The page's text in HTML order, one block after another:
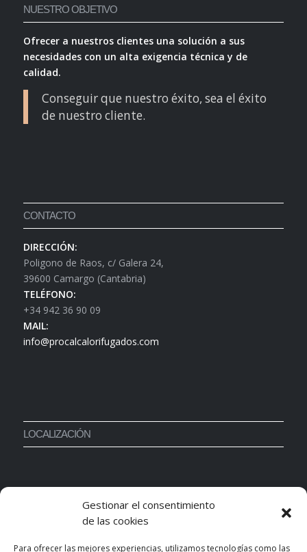
Gestionar el consentimiento
de las cookies
Para ofrecer las mejores experiencias, utilizamos tecnologías como las
NUESTRO OBJETIVO
Ofrecer a nuestros clientes una solución a sus
necesidades con un alta exigencia técnica y de
calidad.
Conseguir que nuestro éxito, sea el éxito
de nuestro cliente.
CONTACTO
DIRECCIÓN:
Poligono de Raos, c/ Galera 24,
39600 Camargo (Cantabria)
TELÉFONO:
+34 942 36 90 09
MAIL:
info@procalcalorifugados.com
LOCALIZACIÓN